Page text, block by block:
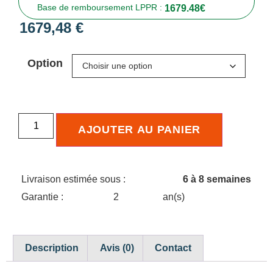
Base de remboursement LPPR : 1679.48€
1679,48 €
Option
AJOUTER AU PANIER
Livraison estimée sous :
6 à 8 semaines
Garantie :
2 an(s)
Description Avis (0) Contact